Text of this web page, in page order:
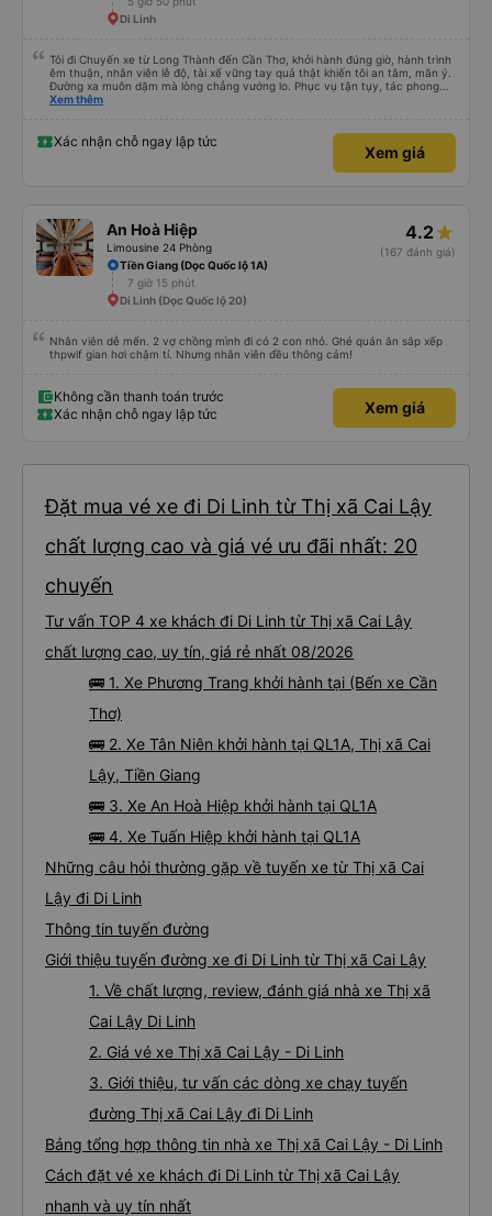
Di Linh
Tôi đi Chuyến xe từ Long Thành đến Cần Thơ, khởi hành đúng giờ, hành trình
êm thuận, nhân viên lễ độ, tài xế vững tay quả thật khiến tôi an tâm, mãn ý.
Đường xa muôn dặm mà lòng chẳng vướng lo. Phục vụ tận tụy, tác phong
nghiêm cẩn, hiếm thấy giữa thời buổi kim tiền vội vã. Xã hội loạn đạo. Xin gửi
Xem thêm
Xác nhận chỗ ngay lập tức
Xem giá
An Hoà Hiệp
Limousine 24 Phòng
4.2
(167 đánh giá)
Tiền Giang (Dọc Quốc lộ 1A)
7 giờ 15 phút
Di Linh (Dọc Quốc lộ 20)
Nhân viên dễ mến. 2 vợ chồng mình đi có 2 con nhỏ. Ghé quán ăn sắp xếp
thpwif gian hơi chậm tí. Nhưng nhân viên đều thông cảm!
Không cần thanh toán trước
Xác nhận chỗ ngay lập tức
Xem giá
Đặt mua vé xe đi Di Linh từ Thị xã Cai Lậy
chất lượng cao và giá vé ưu đãi nhất: 20
chuyến
Tư vấn TOP 4 xe khách đi Di Linh từ Thị xã Cai Lậy
chất lượng cao, uy tín, giá rẻ nhất 08/2026
🚌 1. Xe Phương Trang khởi hành tại (Bến xe Cần
Thơ)
🚌 2. Xe Tân Niên khởi hành tại QL1A, Thị xã Cai
Lậy, Tiền Giang
🚌 3. Xe An Hoà Hiệp khởi hành tại QL1A
🚌 4. Xe Tuấn Hiệp khởi hành tại QL1A
Những câu hỏi thường gặp về tuyến xe từ Thị xã Cai
Lậy đi Di Linh
Thông tin tuyến đường
Giới thiệu tuyến đường xe đi Di Linh từ Thị xã Cai Lậy
1. Về chất lượng, review, đánh giá nhà xe Thị xã
Cai Lậy Di Linh
2. Giá vé xe Thị xã Cai Lậy - Di Linh
3. Giới thiệu, tư vấn các dòng xe chạy tuyến
đường Thị xã Cai Lậy đi Di Linh
Bảng tổng hợp thông tin nhà xe Thị xã Cai Lậy - Di Linh
Cách đặt vé xe khách đi Di Linh từ Thị xã Cai Lậy
nhanh và uy tín nhất